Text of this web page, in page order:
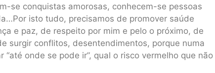
se conquistas amorosas, conhecem-se pessoas
isto tudo, precisamos de promover saúde
e paz, de respeito por mim e pelo o próximo, de
surgir conflitos, desentendimentos, porque numa
onde se pode ir”, qual o risco vermelho que não